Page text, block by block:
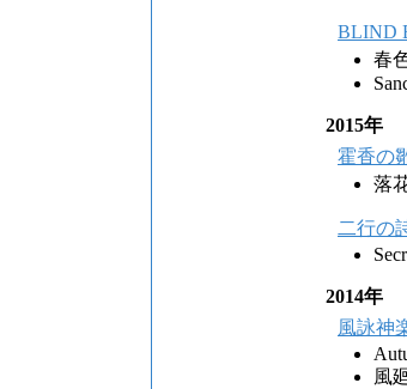
BLIND
春
2015年
霍香の
落
二行の
2014年
風詠神
風